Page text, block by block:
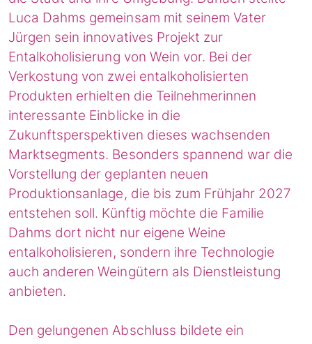
Luca Dahms gemeinsam mit seinem Vater
Jürgen sein innovatives Projekt zur
Entalkoholisierung von Wein vor. Bei der
Verkostung von zwei entalkoholisierten
Produkten erhielten die Teilnehmerinnen
interessante Einblicke in die
Zukunftsperspektiven dieses wachsenden
Marktsegments. Besonders spannend war die
Vorstellung der geplanten neuen
Produktionsanlage, die bis zum Frühjahr 2027
entstehen soll. Künftig möchte die Familie
Dahms dort nicht nur eigene Weine
entalkoholisieren, sondern ihre Technologie
auch anderen Weingütern als Dienstleistung
anbieten.
Den gelungenen Abschluss bildete ein